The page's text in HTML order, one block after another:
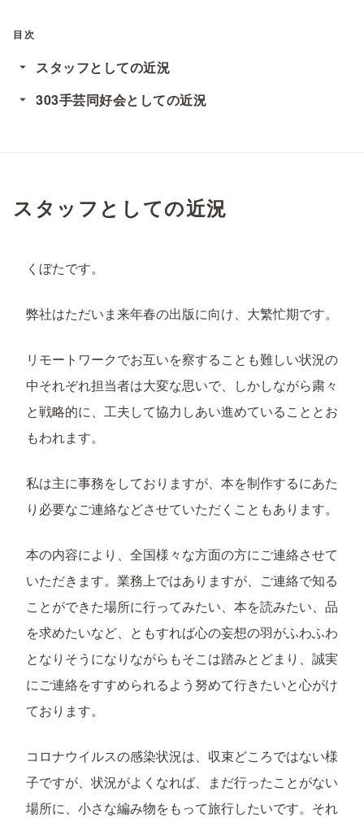
目次
スタッフとしての近況
303手芸同好会としての近況
スタッフとしての近況
くぼたです。
弊社はただいま来年春の出版に向け、大繁忙期です。
リモートワークでお互いを察することも難しい状況の
中それぞれ担当者は大変な思いで、しかしながら粛々
と戦略的に、工夫して協力しあい進めていることとお
もわれます。
私は主に事務をしておりますが、本を制作するにあた
り必要なご連絡などさせていただくこともあります。
本の内容により、全国様々な方面の方にご連絡させて
いただきます。業務上ではありますが、ご連絡で知る
ことができた場所に行ってみたい、本を読みたい、品
を求めたいなど、ともすれば心の妄想の羽がふわふわ
となりそうになりながらもそこは踏みとどまり、誠実
にご連絡をすすめられるよう努めて行きたいと心がけ
ております。
コロナウイルスの感染状況は、収束どころではない様
子ですが、状況がよくなれば、まだ行ったことがない
場所に、小さな編み物をもって旅行したいです。それ